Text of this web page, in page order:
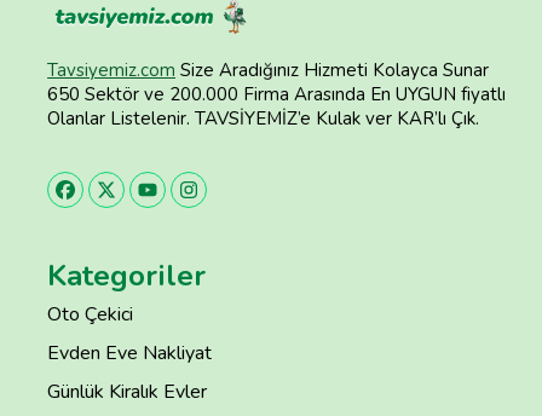
Tavsiyemiz.com Size Aradığınız Hizmeti Kolayca Sunar
650 Sektör ve 200.000 Firma Arasında En UYGUN fiyatlı
Olanlar Listelenir. TAVSİYEMİZ’e Kulak ver KAR’lı Çık.
Kategoriler
Oto Çekici
Evden Eve Nakliyat
Günlük Kiralık Evler